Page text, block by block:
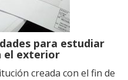
para estudiar
el exterior
creada con el fin de